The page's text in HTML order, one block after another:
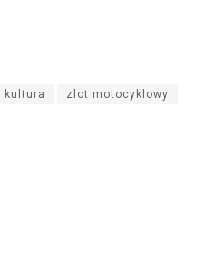
kultura zlot motocyklowy